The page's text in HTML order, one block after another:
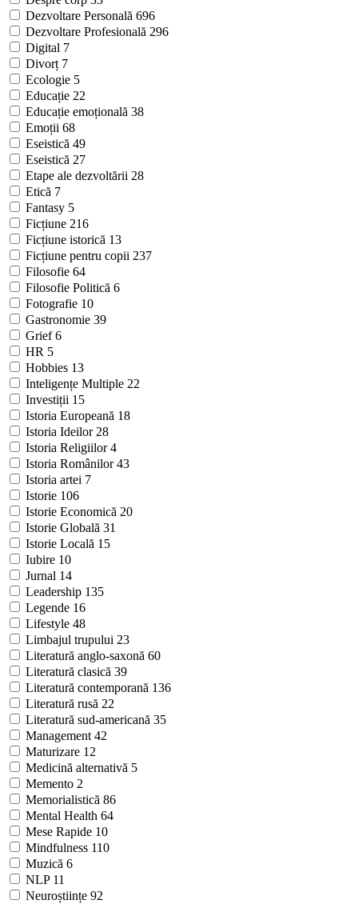
Dezvoltare Personală 696
Dezvoltare Profesională 296
Digital 7
Divorț 7
Ecologie 5
Educație 22
Educație emoțională 38
Emoții 68
Eseistică 49
Eseistică 27
Etape ale dezvoltării 28
Etică 7
Fantasy 5
Ficțiune 216
Ficțiune istorică 13
Ficțiune pentru copii 237
Filosofie 64
Filosofie Politică 6
Fotografie 10
Gastronomie 39
Grief6
HR 5
Hobbies 13
Inteligențe Multiple 22
Investiții 15
Istoria Europeană 18
Istoria Ideilor 28
Istoria Religiilor4
Istoria Românilor43
Istoria artei 7
Istorie 106
Istorie Economică 20
Istorie Globală 31
Istorie Locală 15
Iubire 10
Jurnal 14
Leadership 135
Legende 16
Lifestyle 48
Limbajul trupului 23
Literatură anglo-saxonă 60
Literatură clasică 39
Literatură contemporană 136
Literatură rusă 22
Literatură sud-americană 35
Management 42
Maturizare 12
Medicină alternativă 5
Memento 2
Memorialistică 86
Mental Health 64
Mese Rapide 10
Mindfulness 110
Muzică 6
NLP 11
Neuroștiințe 92